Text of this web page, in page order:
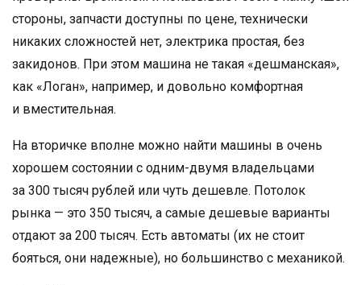
стороны, запчасти доступны по цене, технически
никаких сложностей нет, электрика простая, без
закидонов. При этом машина не такая «дешманская»,
как «Логан», например, и довольно комфортная
и вместительная.
На вторичке вполне можно найти машины в очень
хорошем состоянии с одним-двумя владельцами
за 300 тысяч рублей или чуть дешевле. Потолок
рынка — это 350 тысяч, а самые дешевые варианты
отдают за 200 тысяч. Есть автоматы (их не стоит
бояться, они надежные), но большинство с механикой.